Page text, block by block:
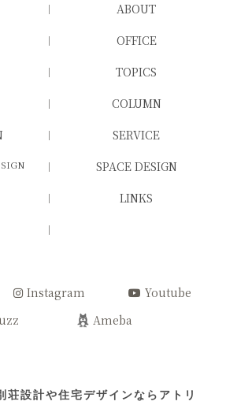
ABOUT
OFFICE
TOPICS
COLUMN
SERVICE
SPACE DESIGN
LINKS
Instagram
Youtube
Ameba
荘設計や住宅デザインならアトリ